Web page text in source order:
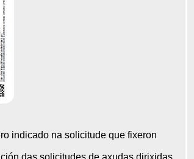
indicado na solicitude que fixeron
das solicitudes de axudas dirixidas